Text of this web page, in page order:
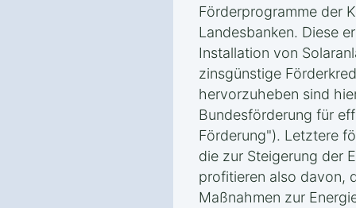
Förderprogramme der
Landesbanken. Diese
Installation von
zinsgünstige
hervorzuheben sind
Bundesförderung für
Förderung"). Letztere
die zur Steigerung der
profitieren also davon,
Maßnahmen zur